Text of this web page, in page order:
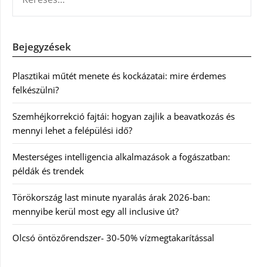
Bejegyzések
Plasztikai műtét menete és kockázatai: mire érdemes
felkészülni?
Szemhéjkorrekció fajtái: hogyan zajlik a beavatkozás és
mennyi lehet a felépülési idő?
Mesterséges intelligencia alkalmazások a fogászatban:
példák és trendek
Törökország last minute nyaralás árak 2026-ban:
mennyibe kerül most egy all inclusive út?
Olcsó öntözőrendszer- 30-50% vízmegtakarítással